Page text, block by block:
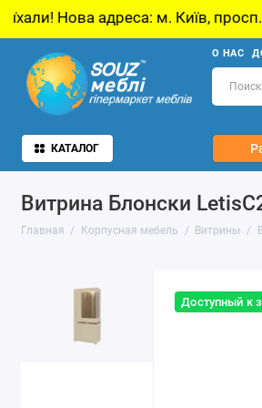
м. Київ, просп. С. Бандери, 21,
О НАС
КАТАЛОГ
Витрина Блонски
Главная Корпусная мебель Витрины
Доступный к